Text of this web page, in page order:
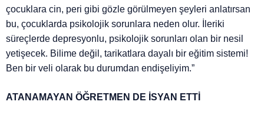
çocuklara cin, peri gibi gözle görülmeyen şeyleri anlatırsan
bu, çocuklarda psikolojik sorunlara neden olur. İleriki
süreçlerde depresyonlu, psikolojik sorunları olan bir nesil
yetişecek. Bilime değil, tarikatlara dayalı bir eğitim sistemi!
Ben bir veli olarak bu durumdan endişeliyim.”
ATANAMAYAN ÖĞRETMEN DE İSYAN ETTİ